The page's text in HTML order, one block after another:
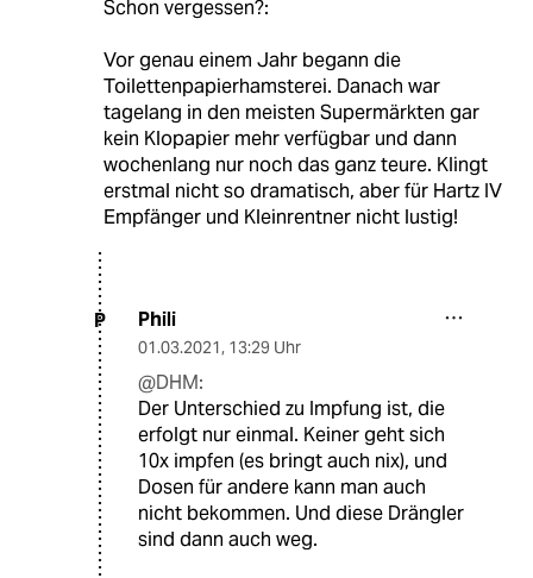
Schon vergessen?:
Vor genau einem Jahr begann die
Toilettenpapierhamsterei. Danach war
tagelang in den meisten Supermärkten gar
kein Klopapier mehr verfügbar und dann
wochenlang nur noch das ganz teure. Klingt
erstmal nicht so dramatisch, aber für Hartz IV
Empfänger und Kleinrentner nicht lustig!
P Phili
01.03.2021, 13:29 Uhr
@DHM:
Der Unterschied zu Impfung ist, die
erfolgt nur einmal. Keiner geht sich
10x impfen (es bringt auch nix), und
Dosen für andere kann man auch
nicht bekommen. Und diese Drängler
sind dann auch weg.